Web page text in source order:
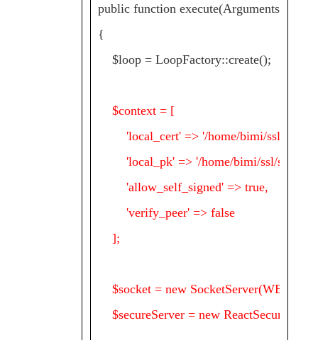
public function execute(Arguments
{
$loop = LoopFactory::create();
$context = [
'local_cert' => '/home/bimi/ssl/
'local_pk' => '/home/bimi/ssl/
'allow_self_signed' => true,
'verify_peer' => false
];
$socket = new
$secureServer = new